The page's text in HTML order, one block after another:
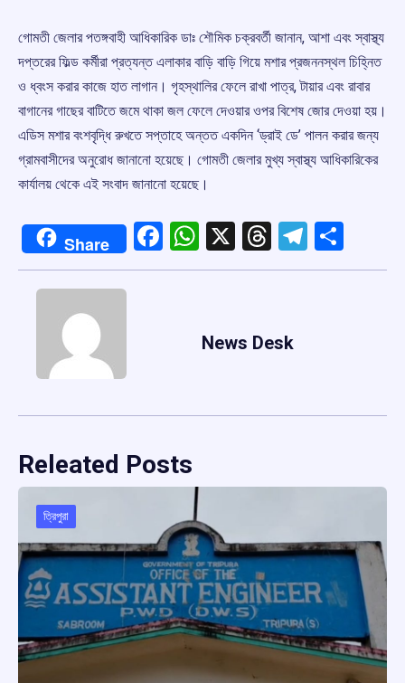
গোমতী জেলার পতঙ্গবাহী আধিকারিক ডাঃ শৌমিক চক্রবর্তী জানান, আশা এবং স্বাস্থ্য
দপ্তরের ফিল্ড কর্মীরা প্রত্যন্ত এলাকার বাড়ি বাড়ি গিয়ে মশার প্রজননস্থল চিহ্নিত
ও ধ্বংস করার কাজে হাত লাগান। গৃহস্থালির ফেলে রাখা পাত্র, টায়ার এবং রাবার
বাগানের গাছের বাটিতে জমে থাকা জল ফেলে দেওয়ার ওপর বিশেষ জোর দেওয়া হয়।
এডিস মশার বংশবৃদ্ধি রুখতে সপ্তাহে অন্তত একদিন ‘ড্রাই ডে’ পালন করার জন্য
গ্রামবাসীদের অনুরোধ জানানো হয়েছে। গোমতী জেলার মুখ্য স্বাস্থ্য আধিকারিকের
কার্যালয় থেকে এই সংবাদ জানানো হয়েছে।
Share Facebook
WhatsApp
X Threads
News Desk
Releated Posts
ত্রিপুরা